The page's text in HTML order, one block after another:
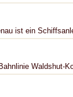
ist ein
Waldshut-